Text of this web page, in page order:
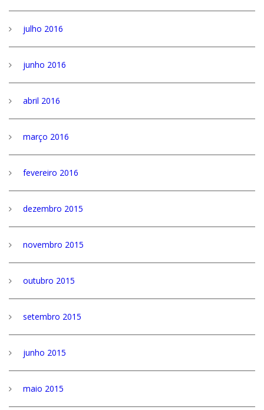
julho 2016
junho 2016
abril 2016
março 2016
fevereiro 2016
dezembro 2015
novembro 2015
outubro 2015
setembro 2015
junho 2015
maio 2015